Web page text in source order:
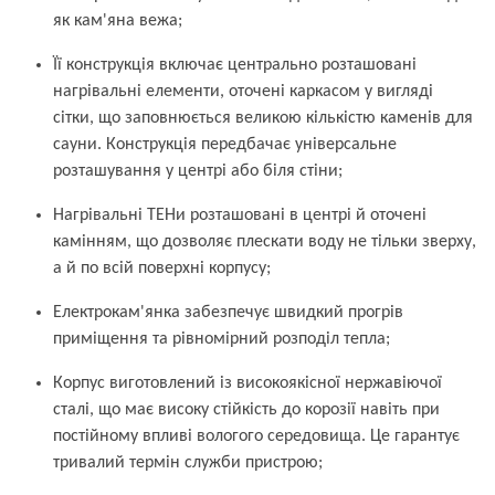
як кам'яна вежа;
Її конструкція включає центрально розташовані
нагрівальні елементи, оточені каркасом у вигляді
сітки, що заповнюється великою кількістю каменів для
сауни. Конструкція передбачає універсальне
розташування у центрі або біля стіни;
Нагрівальні ТЕНи розташовані в центрі й оточені
камінням, що дозволяє плескати воду не тільки зверху,
а й по всій поверхні корпусу;
Електрокам'янка забезпечує швидкий прогрів
приміщення та рівномірний розподіл тепла;
Корпус виготовлений із високоякісної нержавіючої
сталі, що має високу стійкість до корозії навіть при
постійному впливі вологого середовища. Це гарантує
тривалий термін служби пристрою;